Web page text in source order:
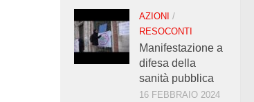
AZIONI /
RESOCONTI
Manifestazione a
difesa della
sanità pubblica
16 FEBBRAIO 2024